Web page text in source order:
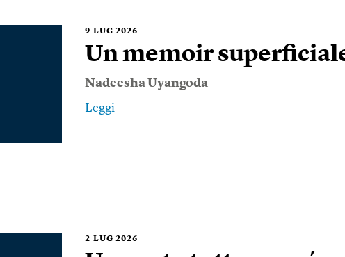
9 LUG 2026
Un memoir
Nadeesha Uyangoda
Leggi
2 LUG 2026